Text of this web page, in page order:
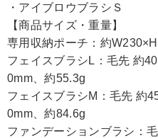
・アイブロウブラシＳ
【商品サイズ・重量】
専用収納ポーチ：約
フェイスブラシL：毛先 約
0mm、約55.3g
フェイスブラシM：毛先 約
0mm、約84.6g
ファンデーションブラシ：